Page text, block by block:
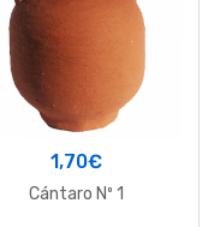
1,70€
Cántaro Nº 1